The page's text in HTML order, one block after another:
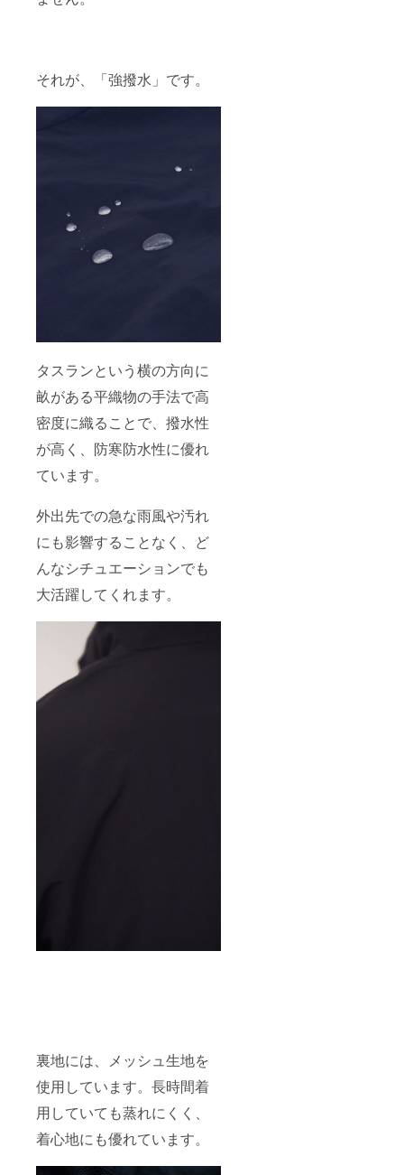
それが、「強撥水」です。
タスランという横の方向に
畝がある平織物の手法で高
密度に織ることで、撥水性
が高く、防寒防水性に優れ
ています。
外出先での急な雨風や汚れ
にも影響することなく、ど
んなシチュエーションでも
大活躍してくれます。
裏地には、メッシュ生地を
使用しています。長時間着
用していても蒸れにくく、
着心地にも優れています。